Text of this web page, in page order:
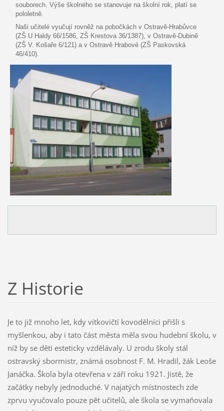
souborech. Výše školného se stanovuje na školní rok, platí se
pololetně.
Naši učitelé vyučují rovněž na pobočkách v Ostravě-Hrabůvce
(ZŠ U Haldy 66/1586, ZŠ Krestova 36/1387), v Ostravě-Dubině
(ZŠ V. Košaře 6/121) a v Ostravě Hrabové (ZŠ Paskovská
46/410).
Z Historie
Je to již mnoho let, kdy vítkovičtí kovodělníci přišli s
myšlenkou, aby i tato část města měla svou hudební školu, v
níž by se děti esteticky vzdělávaly. U zrodu školy stál
ostravský sbormistr, známá osobnost F. M. Hradil, žák Leoše
Janáčka. Škola byla otevřena v září roku 1921. Jistě, že
začátky nebyly jednoduché. V najatých místnostech zde
zprvu vyučovalo pouze pět učitelů, ale škola se vymaňovala